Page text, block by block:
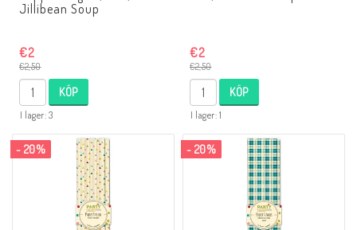
Jillibean Soup
€2,50
€2
I lager: 3
KÖP
€2,50
€2
I lager: 1
KÖP
- 20% - 20%